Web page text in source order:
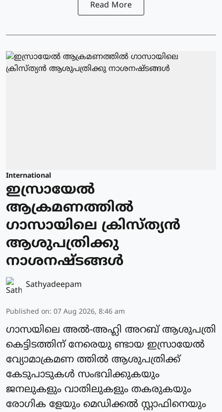
Read More
International
ഇസ്രായേല്‍
ആക്രമണത്തില്‍
ഗാസായിലെ ക്രിസ്ത്യന്‍
ആശുപത്രിക്കു
നാശനഷ്ടങ്ങള്‍
Sathyadeepam
Published on: 07 Aug 2026, 8:46 am
ഗാസയിലെ അല്‍-അഹ്ലി അറബ് ആശുപത്രി
കെട്ടിടത്തിന് നേരെയു ണ്ടായ ഇസ്രായേല്‍
വ്യോമാക്രമണ ത്തില്‍ ആശുപത്രിക്ക്
കേടുപാടുകള്‍ സംഭവിക്കുകയും
ജനലുകളും വാതിലുകളും തകരുകയും
രോഗിക ളേയും മെഡിക്കല്‍ സ്റ്റാഫിനെയും